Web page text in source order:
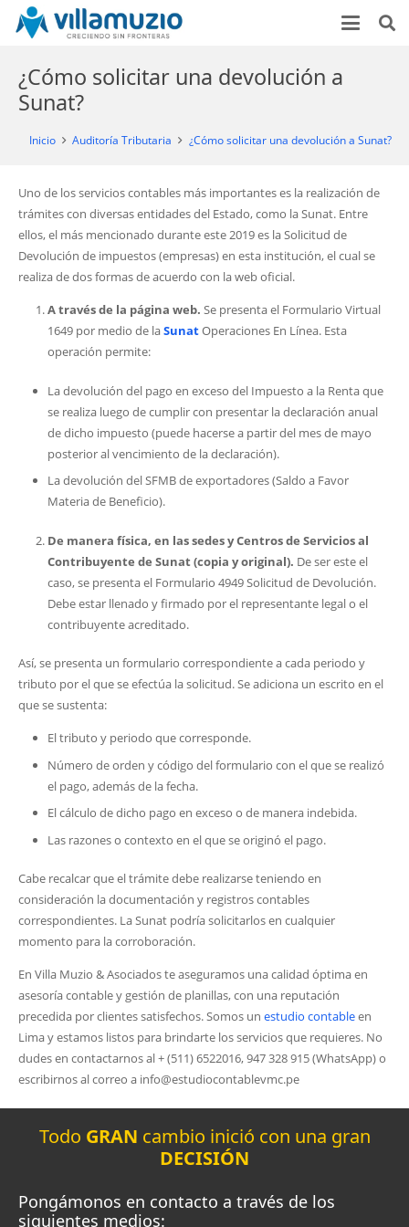
¿Cómo solicitar una devolución a
Sunat?
Inicio Auditoría Tributaria ¿Cómo solicitar una devolución a Sunat?
Uno de los servicios contables más importantes es la realización de
trámites con diversas entidades del Estado, como la Sunat. Entre
ellos, el más mencionado durante este 2019 es la Solicitud de
Devolución de impuestos (empresas) en esta institución, el cual se
realiza de dos formas de acuerdo con la web oficial.
A través de la página web. Se presenta el Formulario Virtual
1649 por medio de laSunatOperaciones En Línea. Esta
operación permite:
La devolución del pago en exceso del Impuesto a la Renta que
se realiza luego de cumplir con presentar la declaración anual
de dicho impuesto (puede hacerse a partir del mes de mayo
posterior al vencimiento de la declaración).
La devolución del SFMB de exportadores (Saldo a Favor
Materia de Beneficio).
De manera física, en las sedes y Centros de Servicios al
Contribuyente de Sunat (copia y original). De ser este el
caso, se presenta el Formulario 4949 Solicitud de Devolución.
Debe estar llenado y firmado por el representante legal o el
contribuyente acreditado.
Así, se presenta un formulario correspondiente a cada periodo y
tributo por el que se efectúa la solicitud. Se adiciona un escrito en el
que se sustenta:
El tributo y periodo que corresponde.
Número de orden y código del formulario con el que se realizó
el pago, además de la fecha.
El cálculo de dicho pago en exceso o de manera indebida.
Las razones o contexto en el que se originó el pago.
Cabe recalcar que el trámite debe realizarse teniendo en
consideración la documentación y registros contables
correspondientes. La Sunat podría solicitarlos en cualquier
momento para la corroboración.
En Villa Muzio & Asociados te aseguramos una calidad óptima en
asesoría contable y gestión de planillas, con una reputación
precedida por clientes satisfechos. Somos un estudio contableen
Lima y estamos listos para brindarte los servicios que requieres. No
dudes en contactarnos al + (511) 6522016, 947 328 915 (WhatsApp) o
escribirnos al correo a info@estudiocontablevmc.pe
Todo GRAN cambio inició con una gran
DECISIÓN
Pongámonos en contacto a través de los
siguientes medios: